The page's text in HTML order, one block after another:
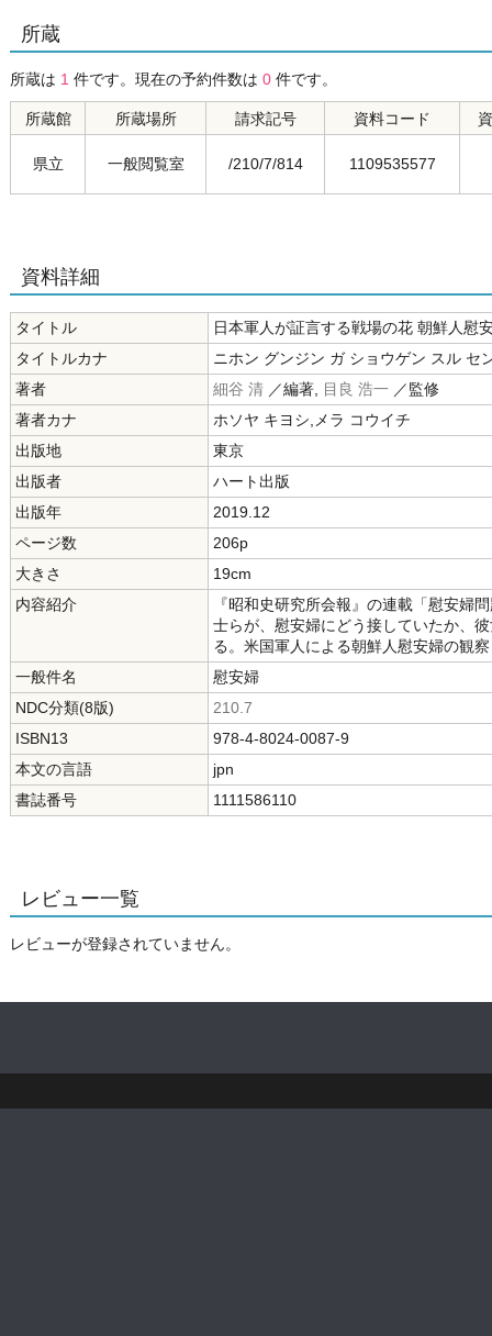
所蔵
所蔵は 1 件です。現在の予約件数は 0 件です。
所蔵館 所蔵場所 請求記号 資料コード
県立 一般閲覧室 /210/7/814 1109535577
資料詳細
タイトル
日本軍人が証言する戦場の花 朝鮮人慰
タイトルカナ
ニホン グンジン ガ ショウゲン スル セ
著者
細谷 清 ／編著, 目良 浩一 ／監修
著者カナ
ホソヤ キヨシ,メラ コウイチ
出版地
東京
出版者
ハート出版
出版年
2019.12
ページ数
206p
大きさ
19cm
内容紹介
『昭和史研究所会報』の連載「慰安婦
士らが、慰安婦にどう接していたか、
る。米国軍人による朝鮮人慰安婦の観
一般件名
慰安婦
NDC分類(8版)
210.7
ISBN13
978-4-8024-0087-9
本文の言語
jpn
書誌番号
1111586110
レビュー一覧
レビューが登録されていません。